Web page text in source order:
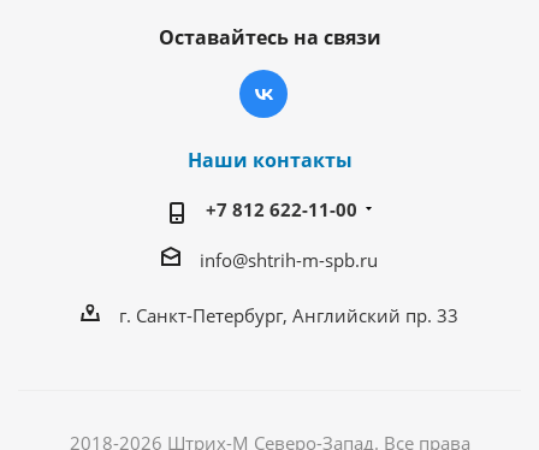
Оставайтесь на связи
Наши контакты
+7 812 622-11-00
info@shtrih-m-spb.ru
г. Санкт-Петербург, Английский пр. 33
2018-2026 Штрих-М Северо-Запад. Все права